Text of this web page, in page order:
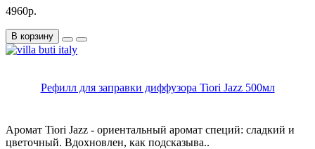
4960р.
В корзину
Рефилл для заправки диффузора Tiori Jazz 500мл
Аромат Tiori Jazz - ориентальный аромат специй: сладкий и
цветочный. Вдохновлен, как подсказыва..